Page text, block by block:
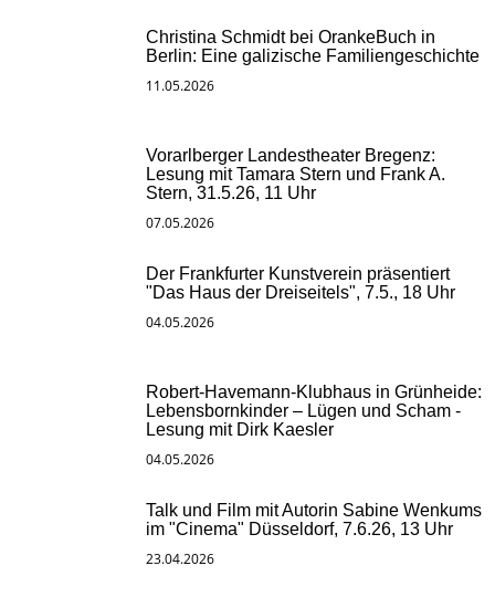
Christina Schmidt bei OrankeBuch in
Berlin: Eine galizische Familiengeschichte
11.05.2026
Vorarlberger Landestheater Bregenz:
Lesung mit Tamara Stern und Frank A.
Stern, 31.5.26, 11 Uhr
07.05.2026
Der Frankfurter Kunstverein präsentiert
"Das Haus der Dreiseitels", 7.5., 18 Uhr
04.05.2026
Robert-Havemann-Klubhaus in Grünheide:
Lebensbornkinder – Lügen und Scham -
Lesung mit Dirk Kaesler
04.05.2026
Talk und Film mit Autorin Sabine Wenkums
im "Cinema" Düsseldorf, 7.6.26, 13 Uhr
23.04.2026